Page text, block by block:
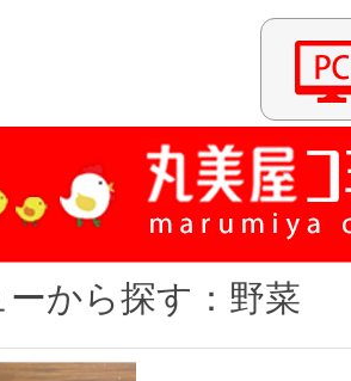
から探す：野菜